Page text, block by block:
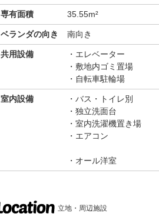
専有面積 35.55m²
ベランダの向き 南向き
共用設備
エレベーター
敷地内ゴミ置場
自転車駐輪場
室内設備
バス・トイレ別
独立洗面台
室内洗濯機置き場
エアコン
オール洋室
立地・周辺施設